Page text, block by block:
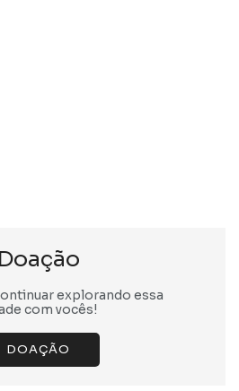
Doação
explorando essa
com vocês!
DOAÇÃO